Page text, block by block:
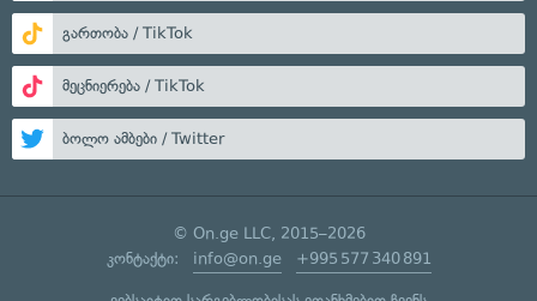
გართობა / TikTok
მეცნიერება / TikTok
ბოლო ამბები / Twitter
© On.ge LLC, 2015–2026
კონტაქტი: info@on.ge +995 577 340 891